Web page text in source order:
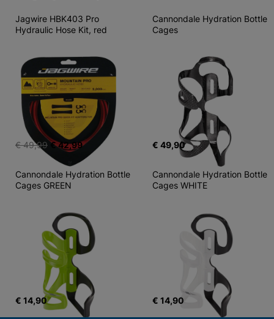
Jagwire HBK403 Pro
Hydraulic Hose Kit, red
€ 49,99 € 42,99
Cannondale Hydration Bottle
Cages
€ 49,90
Cannondale Hydration Bottle
Cages GREEN
€ 14,90
Cannondale Hydration Bottle
Cages WHITE
€ 14,90